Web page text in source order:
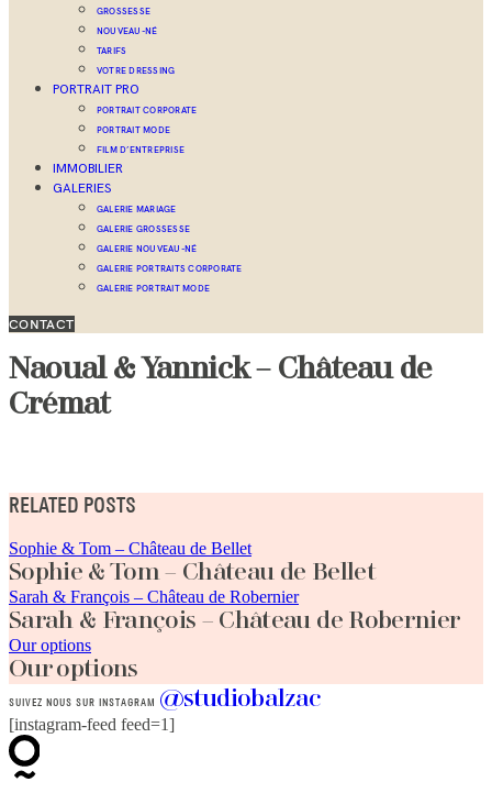
GROSSESSE
NOUVEAU-NÉ
TARIFS
VOTRE DRESSING
PORTRAIT PRO
PORTRAIT CORPORATE
PORTRAIT MODE
FILM D’ENTREPRISE
IMMOBILIER
GALERIES
GALERIE MARIAGE
GALERIE GROSSESSE
GALERIE NOUVEAU-NÉ
GALERIE PORTRAITS CORPORATE
GALERIE PORTRAIT MODE
CONTACT
Naoual & Yannick – Château de
Crémat
RELATED POSTS
Sophie & Tom – Château de Bellet
Sophie & Tom – Château de Bellet
Sarah & François – Château de Robernier
Sarah & François – Château de Robernier
Our options
Our options
SUIVEZ NOUS SUR INSTAGRAM @studiobalzac
[instagram-feed feed=1]